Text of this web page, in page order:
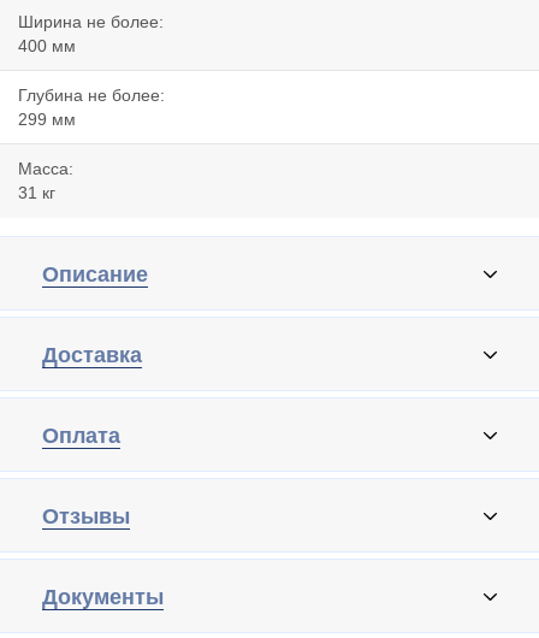
Ширина не более:
400 мм
Глубина не более:
299 мм
Масса:
31 кг
Описание
Доставка
Оплата
Отзывы
Документы